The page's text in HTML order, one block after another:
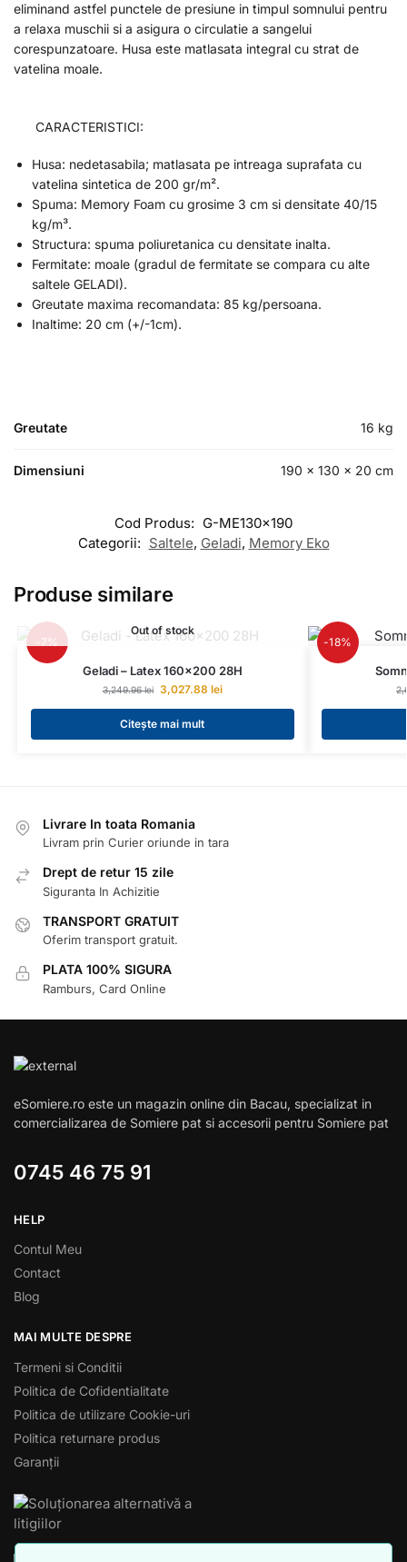
eliminand astfel punctele de presiune in timpul somnului pentru
a relaxa muschii si a asigura o circulatie a sangelui
corespunzatoare. Husa este matlasata integral cu strat de
vatelina moale.
CARACTERISTICI:
Husa: nedetasabila; matlasata pe intreaga suprafata cu
vatelina sintetica de 200 gr/m².
Spuma: Memory Foam cu grosime 3 cm si densitate 40/15
kg/m³.
Structura: spuma poliuretanica cu densitate inalta.
Fermitate: moale (gradul de fermitate se compara cu alte
saltele GELADI).
Greutate maxima recomandata: 85 kg/persoana.
Inaltime: 20 cm (+/-1cm).
Greutate 16 kg
Dimensiuni 190 × 130 × 20 cm
Cod Produs: G-ME130x190
Categorii: Saltele, Geladi, Memory Eko
Produse similare
-7%
Out of stock
Geladi – Latex 160×200 28H
3,249.96lei 3,027.88 lei
Citește mai mult
-18%
Livrare In toata Romania
Livram prin Curier oriunde in tara
Drept de retur 15 zile
Siguranta In Achizitie
TRANSPORT GRATUIT
Oferim transport gratuit.
PLATA 100% SIGURA
Ramburs, Card Online
eSomiere.ro este un magazin online din Bacau, specializat in
comercializarea de Somiere pat si accesorii pentru Somiere pat
0745 46 75 91
HELP
Contul Meu
Contact
Blog
MAI MULTE DESPRE
Termeni si Conditii
Politica de Cofidentialitate
Politica de utilizare Cookie-uri
Politica returnare produs
Garanții